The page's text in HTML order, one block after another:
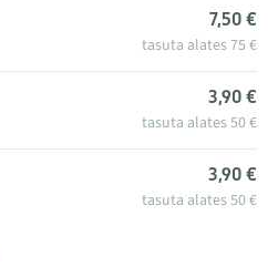
7,50 €
tasuta alates 75 €
3,90 €
tasuta alates 50 €
3,90 €
tasuta alates 50 €